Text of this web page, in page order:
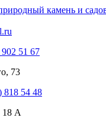
содержанию
камень и
51 67
73
818 54 48
18 А